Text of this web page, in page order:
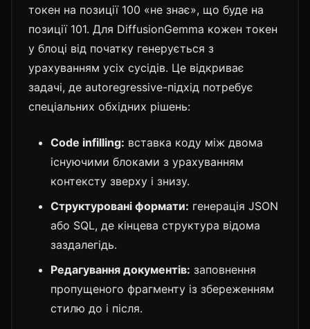
токен на позиції 100 «не знає», що буде на
позиції 101. Для DiffusionGemma кожен токен
у блоці від початку генерується з
урахуванням усіх сусідів. Це відкриває
задачі, де autoregressive-підхід потребує
спеціальних обхідних рішень:
Code infilling: вставка коду між двома
існуючими блоками з урахуванням
контексту зверху і знизу.
Структуровані формати: генерація JSON
або SQL, де кінцева структура відома
заздалегідь.
Редагування документів: заповнення
пропущеного фрагменту із збереженням
стилю до і після.